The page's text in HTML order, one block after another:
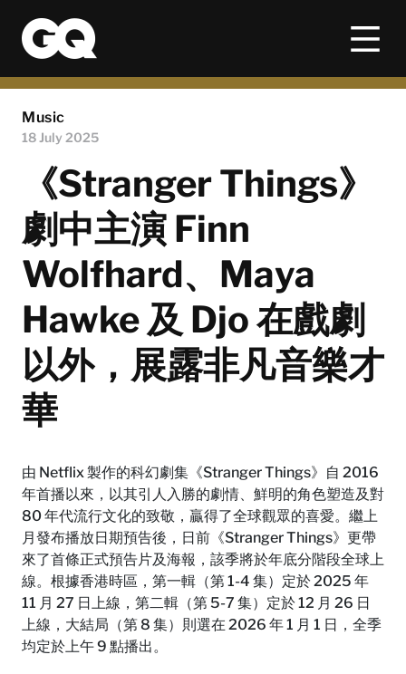
Music
18 July 2025
《Stranger Things》
劇中主演 Finn
Wolfhard、Maya
Hawke 及 Djo 在戲劇
以外，展露非凡音樂才
華
由 Netflix 製作的科幻劇集《Stranger Things》自 2016
年首播以來，以其引人入勝的劇情、鮮明的角色塑造及對
80 年代流行文化的致敬，贏得了全球觀眾的喜愛。繼上
月發布播放日期預告後，日前《Stranger Things》更帶
來了首條正式預告片及海報，該季將於年底分階段全球上
線。根據香港時區，第一輯（第 1-4 集）定於 2025 年
11 月 27 日上線，第二輯（第 5-7 集）定於 12 月 26 日
上線，大結局（第 8 集）則選在 2026 年 1 月 1 日，全季
均定於上午 9 點播出。